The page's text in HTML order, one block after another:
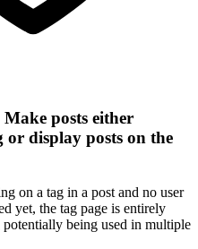
posts either
or display posts on the
on a tag in a post and no user
yet, the tag page is entirely
potentially being used in multiple